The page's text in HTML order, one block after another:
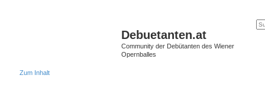
Debuetanten.at
Community der Debütanten des Wiener
Opernballes
Zum Inhalt